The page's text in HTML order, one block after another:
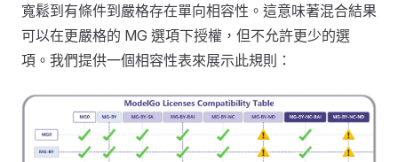
寬鬆到有條件到嚴格存在單向相容性。這意味著混合結果
可以在更嚴格的 MG 選項下授權，但不允許更少的選
項。我們提供一個相容性表來展示此規則：